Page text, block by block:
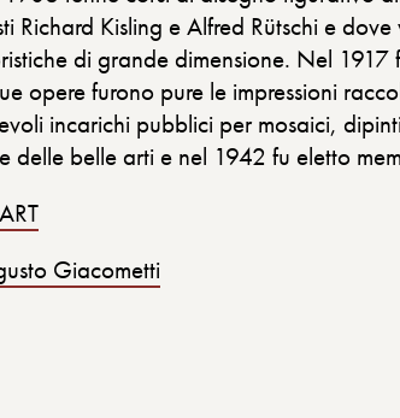
Richard Kisling e Alfred Rütschi e
di grande dimensione. Nel
opere furono pure le impressioni
incarichi pubblici per mosaici,
delle belle arti e nel 1942 fu eletto
Giacometti